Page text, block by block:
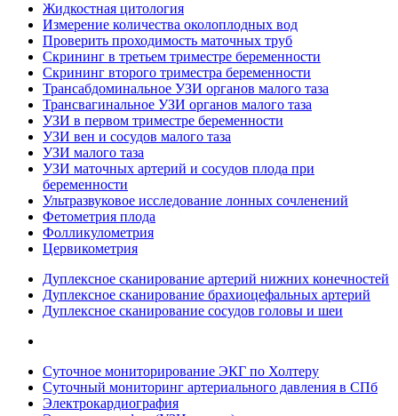
Жидкостная цитология
Измерение количества околоплодных вод
Проверить проходимость маточных труб
Скрининг в третьем триместре беременности
Скрининг второго триместра беременности
Трансабдоминальное УЗИ органов малого таза
Трансвагинальное УЗИ органов малого таза
УЗИ в первом триместре беременности
УЗИ вен и сосудов малого таза
УЗИ малого таза
УЗИ маточных артерий и сосудов плода при
беременности
Ультразвуковое исследование лонных сочленений
Фетометрия плода
Фолликулометрия
Цервикометрия
Дуплексное сканирование артерий нижних конечностей
Дуплексное сканирование брахиоцефальных артерий
Дуплексное сканирование сосудов головы и шеи
Суточное мониторирование ЭКГ по Холтеру
Суточный мониторинг артериального давления в СПб
Электрокардиография